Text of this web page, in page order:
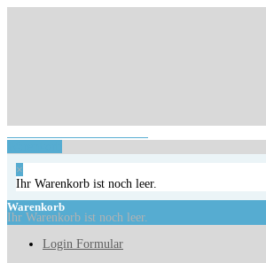
Login Formular
×
Ihr Warenkorb ist noch leer.
Warenkorb
Ihr Warenkorb ist noch leer.
Login Formular